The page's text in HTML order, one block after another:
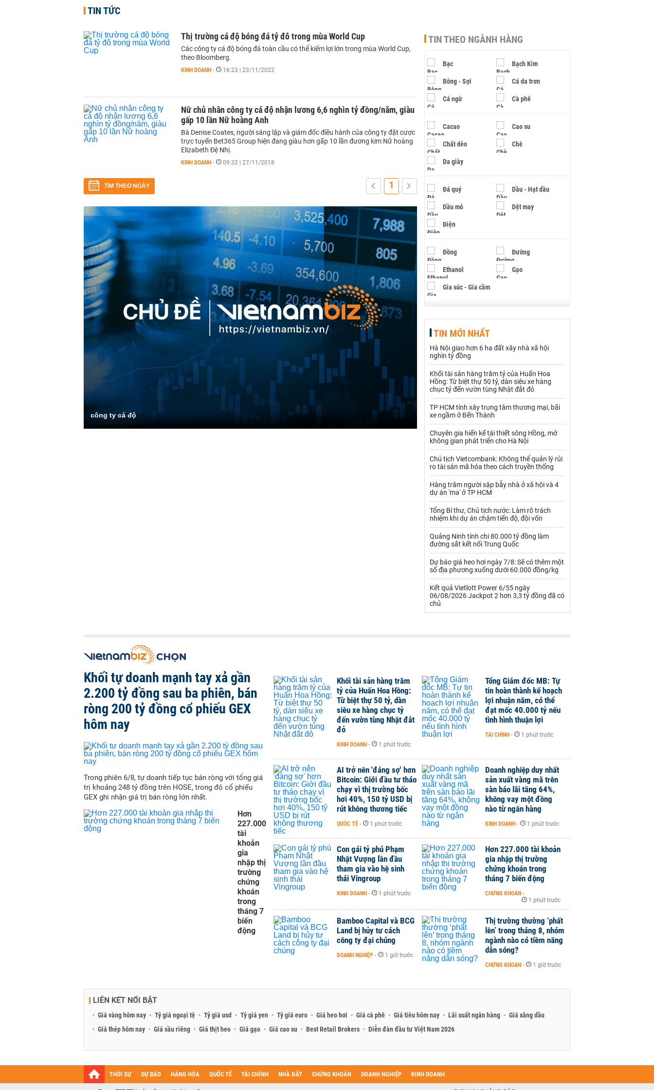
TIN TỨC
Thị trường cá độ bóng đá tỷ đô trong mùa World Cup
Các công ty cá độ bóng đá toàn cầu có thể kiếm lợi lớn trong mùa World Cup,
theo Bloomberg.
KINH DOANH - 16:23 | 23/11/2022
Nữ chủ nhân công ty cá độ nhận lương 6,6 nghìn tỷ đồng/năm, giàu
gấp 10 lần Nữ hoàng Anh
Bà Denise Coates, người sáng lập và giám đốc điều hành của công ty đặt cược
trực tuyến Bet365 Group hiện đang giàu hơn gấp 10 lần đương kim Nữ hoàng
Elizabeth Đệ Nhị.
KINH DOANH - 09:32 | 27/11/2018
TÌM THEO NGÀY 1
công ty cá độ
TIN THEO NGÀNH HÀNG
Bạc Bạch Kim
Bông - Sợi Cá da trơn
Cá ngừ Cà phê
Cacao Cao su
Chất dẻo Chè
Da giày
Đá quý Dầu - Hạt dầu
Dầu mỏ Dệt may
Điện
Đồng Đường
Ethanol Gạo
Gia súc - Gia cầm
Hạt điều
Khí đốt
Kim loại khác Mắc ca
Muối
Nhựa - Hạt nhựa
Palladium Phân bón
Rau - Củ -Quả Sắt thép
Sữa
Than Thức ăn chăn nuôi
Thủy hải sản khác Tôm
Vàng
VLXD khác Xăng dầu
Xi măng - Clynker
TIN MỚI NHẤT
Hà Nội giao hơn 6 ha đất xây nhà xã hội
nghìn tỷ đồng
Khối tài sản hàng trăm tỷ của Huấn Hoa
Hồng: Từ biệt thự 50 tỷ, dàn siêu xe hàng
chục tỷ đến vườn tùng Nhật đắt đỏ
TP HCM tính xây trung tâm thương mại, bãi
xe ngầm ở Bến Thành
Chuyên gia hiến kế tái thiết sông Hồng, mở
không gian phát triển cho Hà Nội
Chủ tịch Vietcombank: Không thể quản lý rủi
ro tài sản mã hóa theo cách truyền thống
Hàng trăm người sập bẫy nhà ở xã hội và 4
dự án 'ma' ở TP HCM
Tổng Bí thư, Chủ tịch nước: Làm rõ trách
nhiệm khi dự án chậm tiến độ, đội vốn
Quảng Ninh tính chi 80.000 tỷ đồng làm
đường sắt kết nối Trung Quốc
Dự báo giá heo hơi ngày 7/8: Sẽ có thêm một
số địa phương xuống dưới 60.000 đồng/kg
Kết quả Vietlott Power 6/55 ngày
06/08/2026 Jackpot 2 hơn 3,3 tỷ đồng đã có
chủ
Khối tự doanh mạnh tay xả gần
2.200 tỷ đồng sau ba phiên, bán
ròng 200 tỷ đồng cổ phiếu GEX
hôm nay
Trong phiên 6/8, tự doanh tiếp tục bán ròng với tổng giá
trị khoảng 248 tỷ đồng trên HOSE, trong đó cổ phiếu
GEX ghi nhận giá trị bán ròng lớn nhất.
Hơn
227.000
tài
khoản
gia
nhập thị
trường
chứng
khoán
trong
tháng 7
biến
động
Khối tài sản hàng trăm
tỷ của Huấn Hoa Hồng:
Từ biệt thự 50 tỷ, dàn
siêu xe hàng chục tỷ
đến vườn tùng Nhật đắt
đỏ
KINH DOANH - 1 phút trước
Tổng Giám đốc MB: Tự
tin hoàn thành kế hoạch
lợi nhuận năm, có thể
đạt mốc 40.000 tỷ nếu
tình hình thuận lợi
TÀI CHÍNH - 1 phút trước
AI trở nên 'đáng sợ' hơn
Bitcoin: Giới đầu tư tháo
chạy vì thị trường bốc
hơi 40%, 150 tỷ USD bị
rút không thương tiếc
QUỐC TẾ - 1 phút trước
Doanh nghiệp duy nhất
sản xuất vàng mã trên
sàn báo lãi tăng 64%,
không vay một đồng
nào từ ngân hàng
KINH DOANH - 1 phút trước
Con gái tỷ phú Phạm
Nhật Vượng lần đầu
tham gia vào hệ sinh
thái Vingroup
KINH DOANH - 1 phút trước
Hơn 227.000 tài khoản
gia nhập thị trường
chứng khoán trong
tháng 7 biến động
CHỨNG KHOÁN -
1 phút trước
Bamboo Capital và BCG
Land bị hủy tư cách
công ty đại chúng
DOANH NGHIỆP - 1 giờ trước
Thị trường thường ‘phất
lên’ trong tháng 8, nhóm
ngành nào có tiềm năng
dẫn sóng?
CHỨNG KHOÁN - 1 giờ trước
LIÊN KẾT NỔI BẬT
Giá vàng hôm nay Tỷ giá ngoại tệ Tỷ giá usd Tỷ giá yen Tỷ giá euro Giá heo hơi Giá cà phê Giá tiêu hôm nay Lãi suất ngân hàng
Giá xăng dầu
Giá thép hôm nay
Giá sầu riêng Giá thịt heo Giá gạo Giá cao su Best Retail Brokers Diễn đàn đầu tư Việt Nam 2026
THỜI SỰ DỰ BÁO HÀNG HÓA QUỐC TẾ TÀI CHÍNH NHÀ ĐẤT CHỨNG KHOÁN DOANH NGHIỆP KINH DOANH